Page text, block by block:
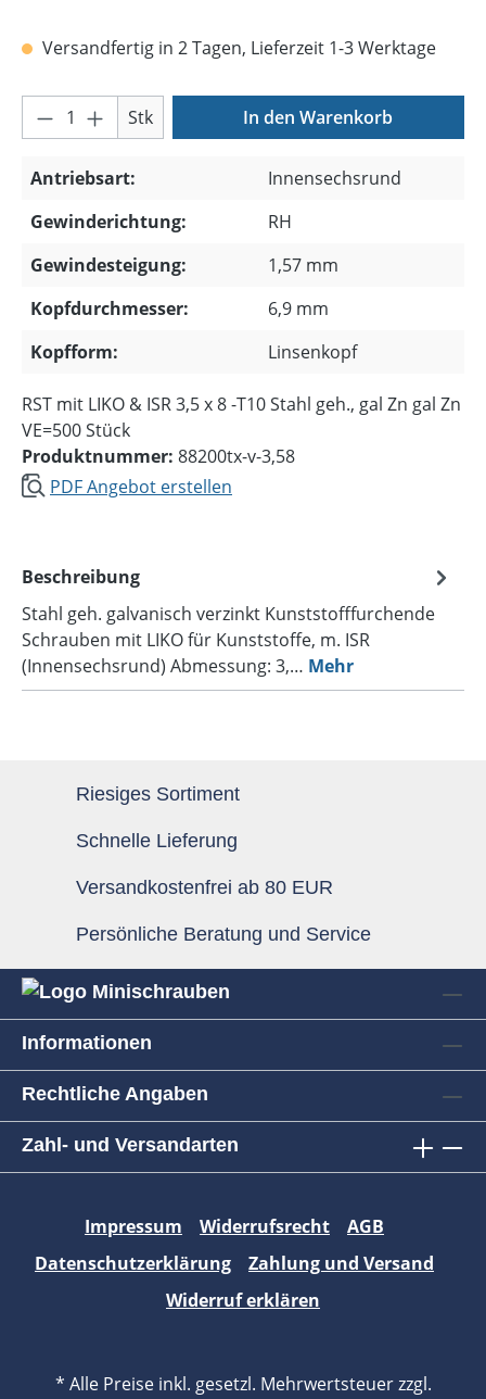
Versandfertig in 2 Tagen, Lieferzeit 1-3 Werktage
Produkt Anzahl: Gib den gewünschten
Stk In den Warenkorb
Antriebsart:
Innensechsrund
Gewinderichtung:
RH
Gewindesteigung:
1,57 mm
Kopfdurchmesser:
6,9 mm
Kopfform:
Linsenkopf
RST mit LIKO & ISR 3,5 x 8 -T10 Stahl geh., gal Zn gal Zn
VE=500 Stück
Produktnummer: 88200tx-v-3,58
PDF Angebot erstellen
Beschreibung
Stahl geh. galvanisch verzinkt Kunststofffurchende
Schrauben mit LIKO für Kunststoffe, m. ISR
(Innensechsrund) Abmessung: 3,… Mehr
Riesiges Sortiment
Schnelle Lieferung
Versandkostenfrei ab 80 EUR
Persönliche Beratung und Service
Informationen
Rechtliche Angaben
Zahl- und Versandarten
Impressum Widerrufsrecht
AGB
Datenschutzerklärung
Zahlung und Versand
Widerruf erklären
* Alle Preise inkl. gesetzl. Mehrwertsteuer zzgl.